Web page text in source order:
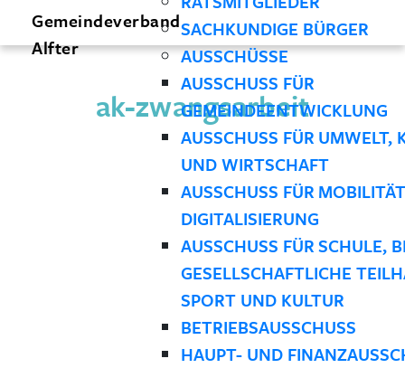
Gemeindeverband
Alfter
SACHKUNDIGE BÜRGER
AUSSCHÜSSE
AUSSCHUSS FÜR
GEMEINDEENTWICKLUNG
AUSSCHUSS FÜR UMWELT,
UND WIRTSCHAFT
AUSSCHUSS FÜR
DIGITALISIERUNG
AUSSCHUSS FÜR SCHULE,
GESELLSCHAFTLICHE
SPORT UND KULTUR
BETRIEBSAUSSCHUSS
HAUPT- UND
ak-zwangsarbeit